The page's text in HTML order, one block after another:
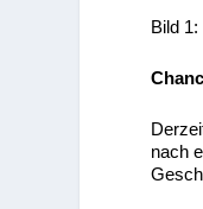
Bild
nach